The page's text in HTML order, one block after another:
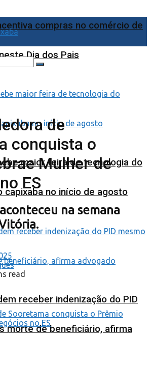
compras no comércio de
Dia dos Pais
maior feira de tecnologia do
capixaba no início de agosto
receber indenização do PID
morte de beneficiário, afirma
de
conquista o
Mulher de
ES
na semana
read